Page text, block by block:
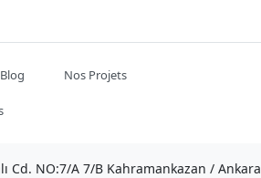
Blog Nos Projets
Cd. NO:7/A 7/B Kahramankazan / Ankara